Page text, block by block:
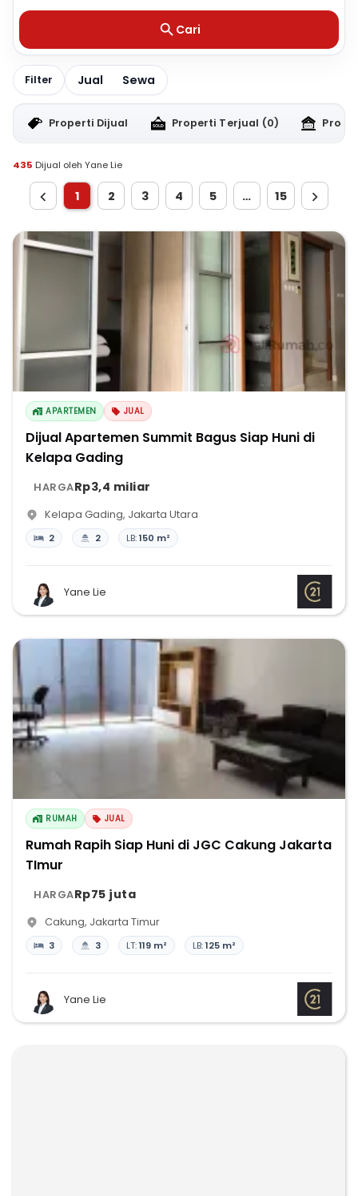
Cari
Filter Jual Sewa
Properti Dijual Properti Terjual (0)
435 Dijual oleh Yane Lie
1 2 3 4 5 … 15
APARTEMEN JUAL
Dijual Apartemen Summit Bagus Siap Huni di
Kelapa Gading
HARGARp3,4 miliar
Kelapa Gading, Jakarta Utara
2 2 LB:150 m²
Yane Lie
RUMAH JUAL
Rumah Rapih Siap Huni di JGC Cakung Jakarta
TImur
HARGARp75 juta
Cakung, Jakarta Timur
3 3 LT:119 m² LB:125 m²
Yane Lie